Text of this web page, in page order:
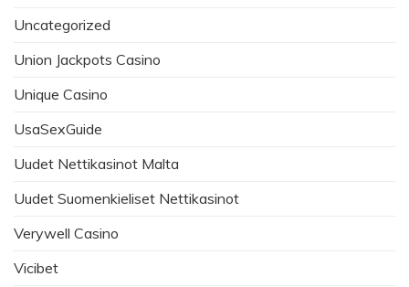
Uncategorized
Union Jackpots Casino
Unique Casino
UsaSexGuide
Uudet Nettikasinot Malta
Uudet Suomenkieliset Nettikasinot
Verywell Casino
Vicibet